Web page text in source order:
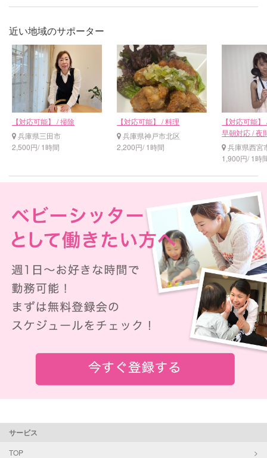
近い地域のサポーター
【対応可能】 / 掃除
兵庫県三田市
2,500円/ 1時間
【対応可能】 / 料理
兵庫県神戸市北区
2,200円/ 1時間
【対応可能
早朝対応 / 夜
兵庫県西宮
1,900円/ 1時
サービス
TOP